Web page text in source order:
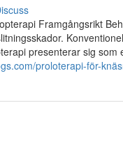
Framgångsrikt
presenterar sig
proloterapi-för-